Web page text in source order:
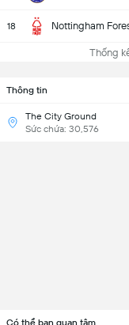
18 Nottingham
Thống kê
Thông tin
The City Ground
Sức chứa: 30,576
Có thể bạn quan tâm